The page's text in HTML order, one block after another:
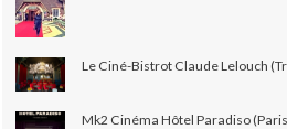
Le Ciné-Bistrot Claude Lelouch
Mk2 Cinéma Hôtel Paradiso